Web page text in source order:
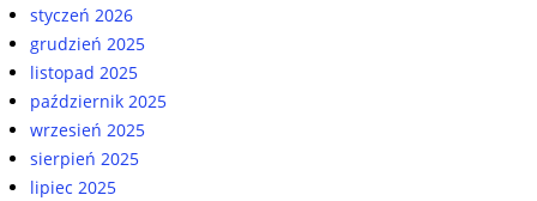
styczeń 2026
grudzień 2025
listopad 2025
październik 2025
wrzesień 2025
sierpień 2025
lipiec 2025